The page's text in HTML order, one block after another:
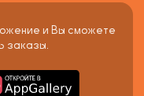
и Вы сможете
заказы.